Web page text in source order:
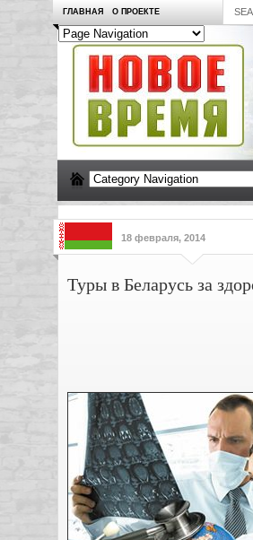
ГЛАВНАЯ О ПРОЕКТЕ
18 февраля, 2014
Туры в Беларусь за